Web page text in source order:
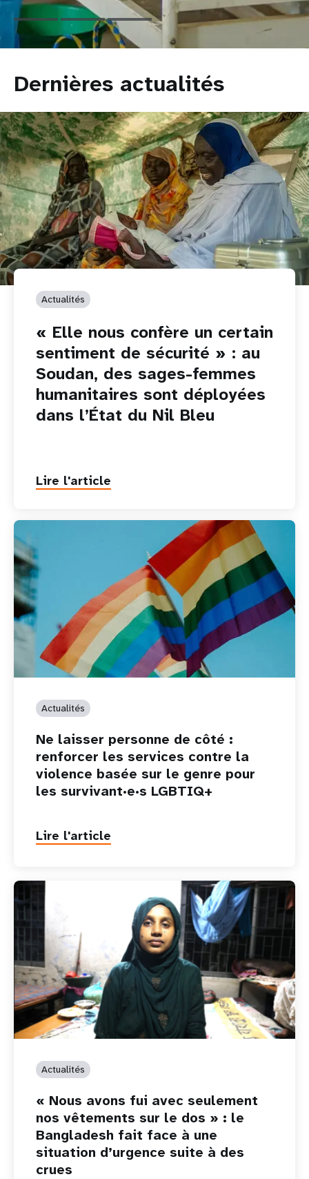
démocratique
du
Congo
Dernières actualités
Actualités
« Elle nous confère un certain
sentiment de sécurité » : au
Soudan, des sages-femmes
humanitaires sont déployées
dans l’État du Nil Bleu
Lire l'article
Actualités
Ne laisser personne de côté :
renforcer les services contre la
violence basée sur le genre pour
les survivant·e·s LGBTIQ+
Lire l'article
Actualités
« Nous avons fui avec seulement
nos vêtements sur le dos » : le
Bangladesh fait face à une
situation d’urgence suite à des
crues